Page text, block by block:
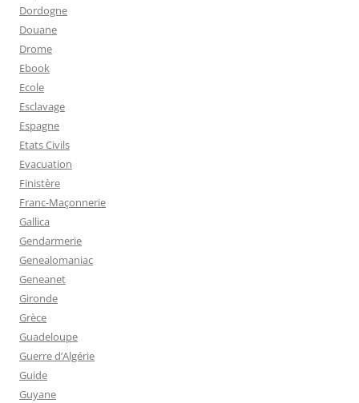
Dordogne
Douane
Drome
Ebook
Ecole
Esclavage
Espagne
Etats Civils
Evacuation
Finistère
Franc-Maçonnerie
Gallica
Gendarmerie
Genealomaniac
Geneanet
Gironde
Grèce
Guadeloupe
Guerre d’Algérie
Guide
Guyane